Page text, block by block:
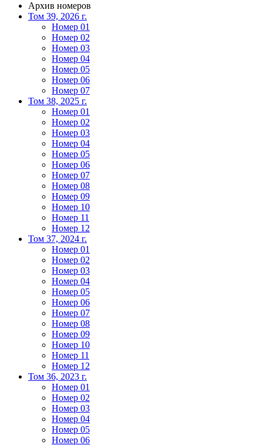
Архив номеров
Том 39, 2026 г.
Номер 01
Номер 02
Номер 03
Номер 04
Номер 05
Номер 06
Номер 07
Том 38, 2025 г.
Номер 01
Номер 02
Номер 03
Номер 04
Номер 05
Номер 06
Номер 07
Номер 08
Номер 09
Номер 10
Номер 11
Номер 12
Том 37, 2024 г.
Номер 01
Номер 02
Номер 03
Номер 04
Номер 05
Номер 06
Номер 07
Номер 08
Номер 09
Номер 10
Номер 11
Номер 12
Том 36, 2023 г.
Номер 01
Номер 02
Номер 03
Номер 04
Номер 05
Номер 06